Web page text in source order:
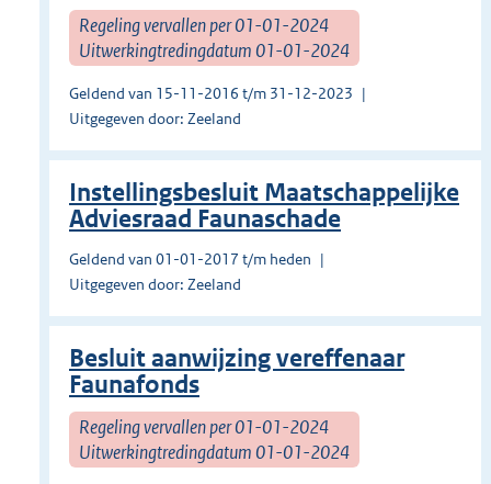
Regeling vervallen per 01-01-2024
Uitwerkingtredingdatum 01-01-2024
Geldend van 15-11-2016 t/m 31-12-2023
Uitgegeven door: Zeeland
Instellingsbesluit Maatschappelijke
Adviesraad Faunaschade
Geldend van 01-01-2017 t/m heden
Uitgegeven door: Zeeland
Besluit aanwijzing vereffenaar
Faunafonds
Regeling vervallen per 01-01-2024
Uitwerkingtredingdatum 01-01-2024